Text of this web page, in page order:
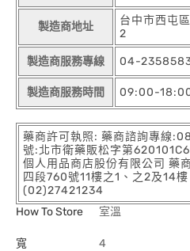
製造商地址
台中市西屯
2
製造商服務專線 04-
製造商服務時間 09:00-
藥商許可執照: 藥商諮詢專線
號:北市衛藥販松字第
個人用品商店股份有限公司 藥
四段760號11樓之1、之2及14
(02)27421234
How To Store
室溫
寬 4